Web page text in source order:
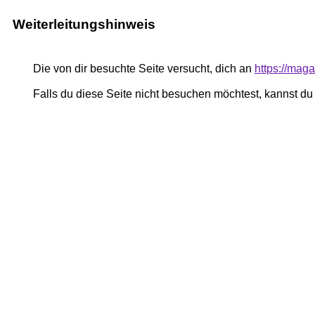
Weiterleitungshinweis
Die von dir besuchte Seite versucht, dich an https://
Falls du diese Seite nicht besuchen möchtest, kannst du